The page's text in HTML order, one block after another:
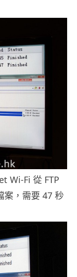
Wi-Fi 從 FTP
案，需要 47 秒